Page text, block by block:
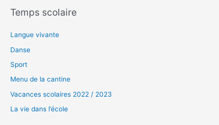
Temps scolaire
Langue vivante
Danse
Sport
Menu de la cantine
Vacances scolaires 2022 / 2023
La vie dans l’école